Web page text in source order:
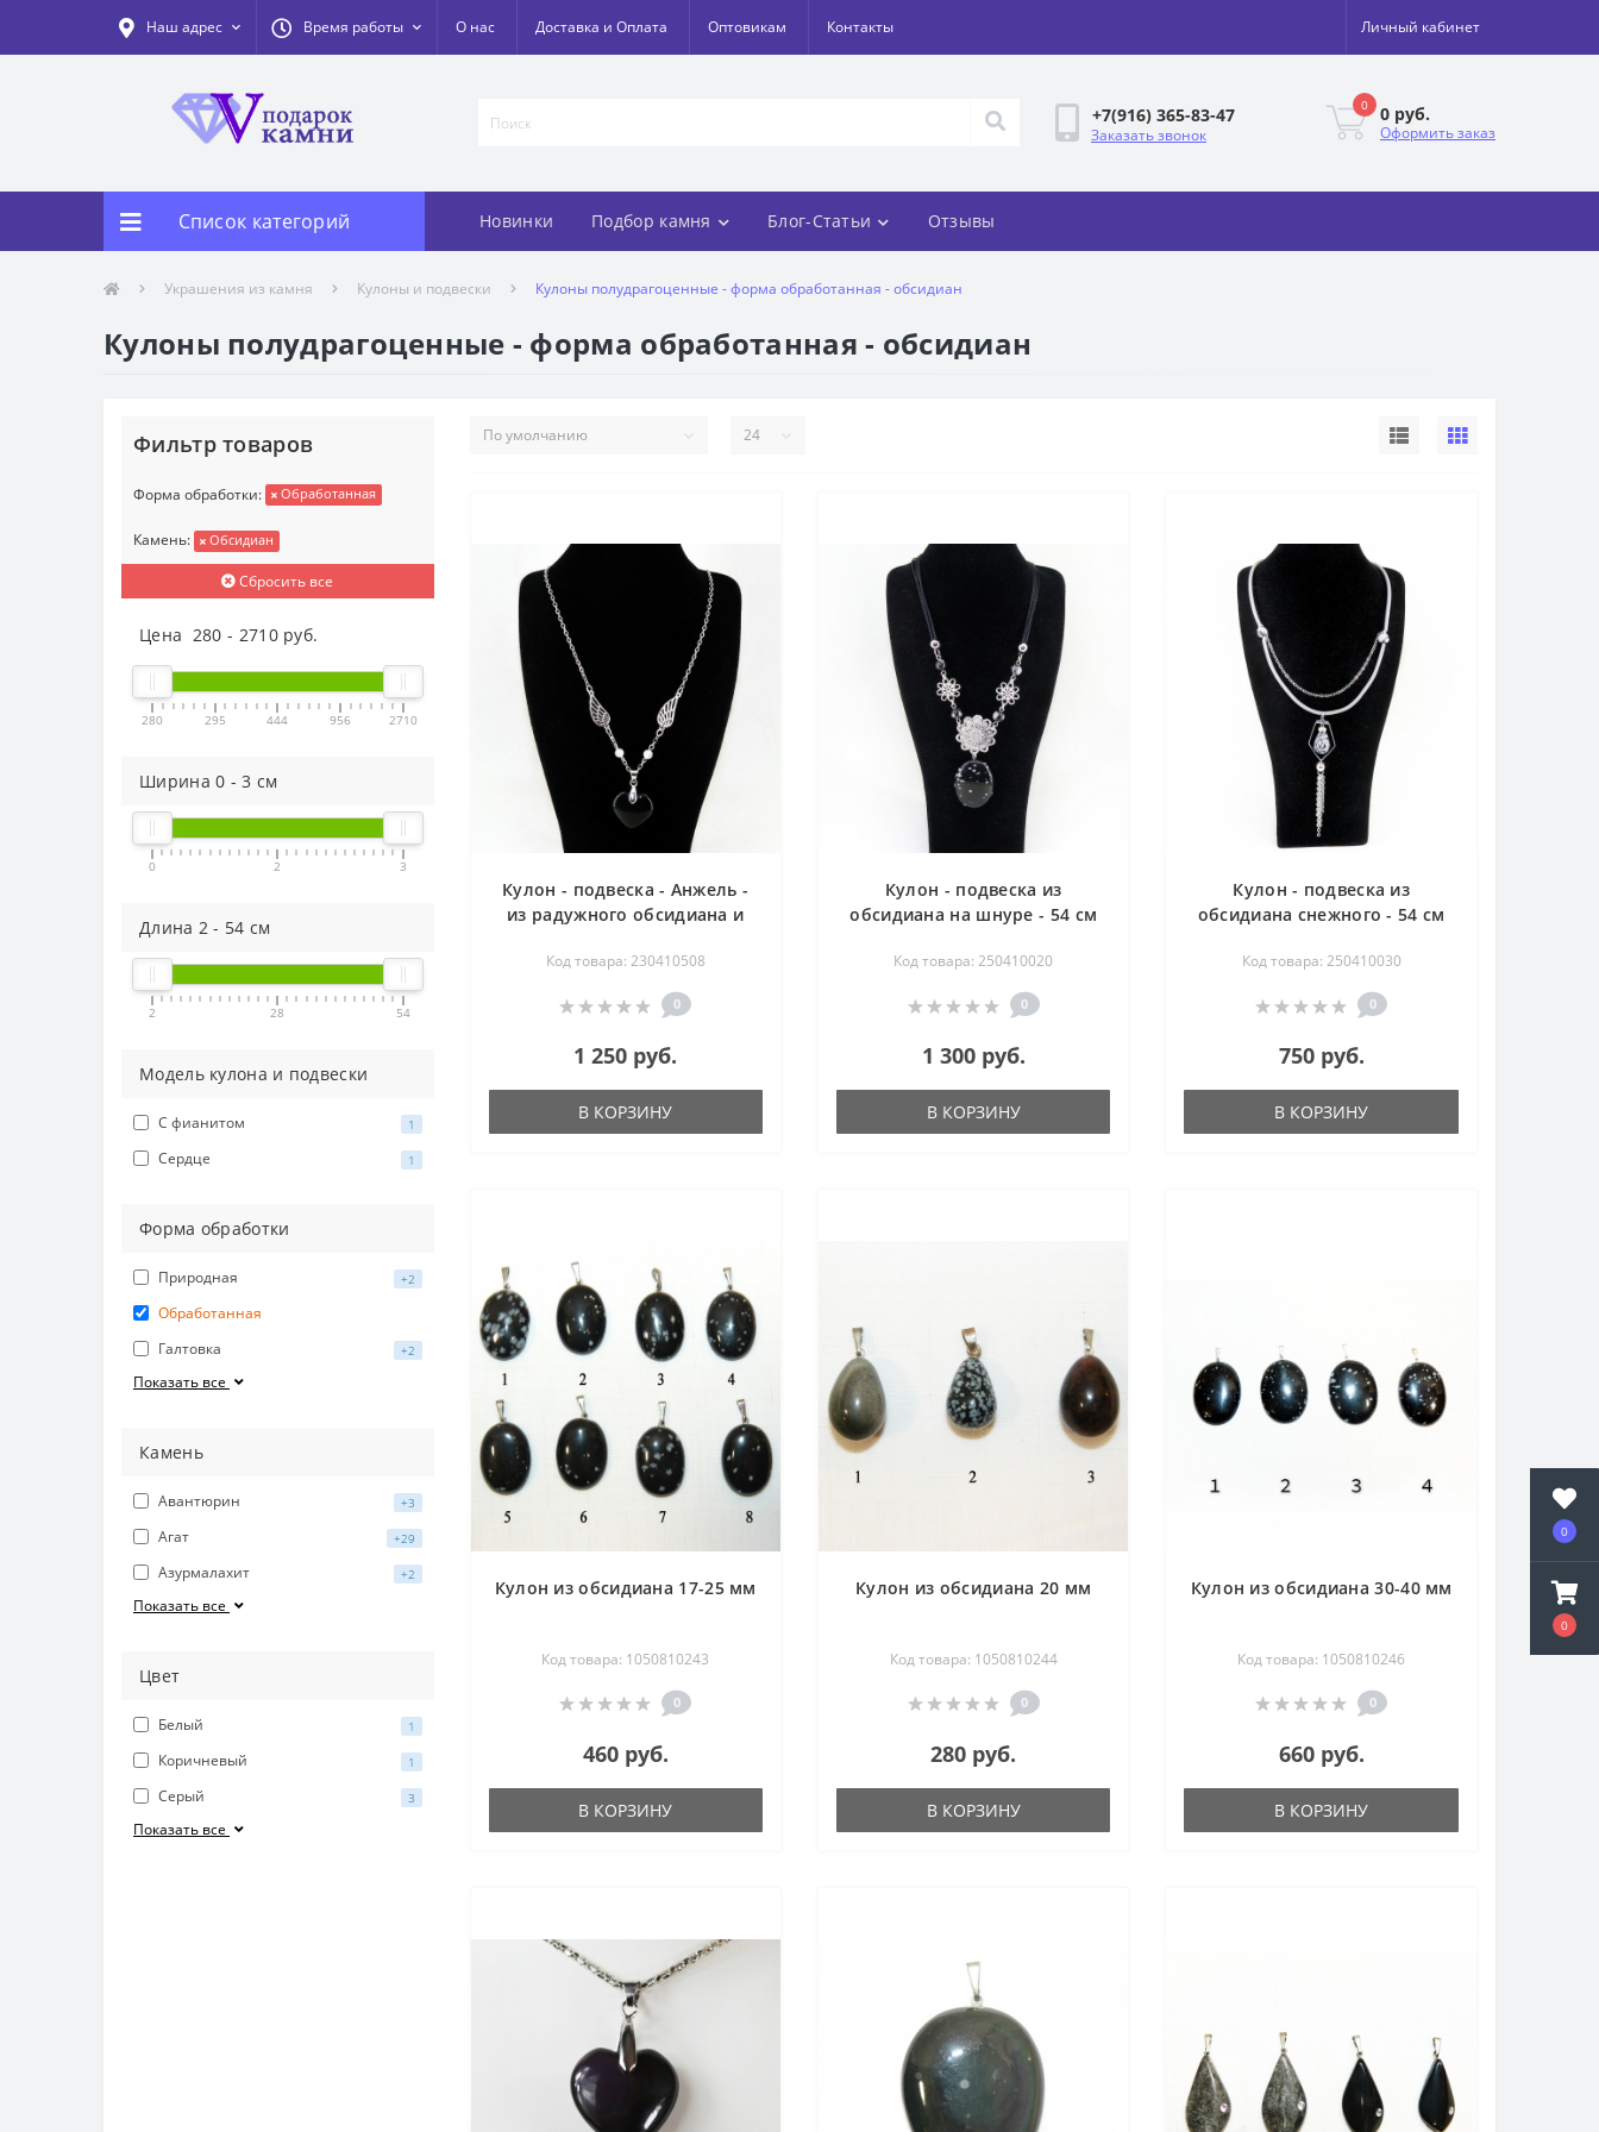
0
0
Наш адрес Время работы О нас Доставка и Оплата Оптовикам Контакты Личный кабинет
+7(916) 365-83-47
Заказать звонок
0 0 руб.
Оформить заказ
Список категорий Новинки Подбор камня Блог-Статьи Отзывы
Украшения из камня Кулоны и подвески Кулоны полудрагоценные - форма обработанная - обсидиан
Кулоны полудрагоценные - форма обработанная - обсидиан
Фильтр товаров
Форма обработки: Обработанная
Камень: Обсидиан
Сбросить все
Цена 280 - 2710руб.
280 295 444 956 2710
Ширина0 -3 см
0 2 3
Длина 2 - 54 см
2 28 54
Модель кулона и подвески
С фианитом 1
Сердце 1
Форма обработки
Природная +2
Обработанная
Галтовка
+2
Показать все
Камень
Авантюрин +3
Агат +29
Азурмалахит +2
Показать все
Цвет
Белый 1
Коричневый 1
Серый 3
Показать все
Кулон - подвеска - Анжель -
из радужного обсидиана и
Код товара: 230410508
0
1 250 руб.
В КОРЗИНУ
Кулон - подвеска из
обсидиана на шнуре - 54 см
Код товара: 250410020
0
1 300 руб.
В КОРЗИНУ
Кулон - подвеска из
обсидиана снежного - 54 см
Код товара: 250410030
0
750 руб.
В КОРЗИНУ
Кулон из обсидиана 17-25 мм
Код товара: 1050810243
0
460 руб.
В КОРЗИНУ
Кулон из обсидиана 20 мм
Код товара: 1050810244
0
280 руб.
В КОРЗИНУ
Кулон из обсидиана 30-40 мм
Код товара: 1050810246
0
660 руб.
В КОРЗИНУ